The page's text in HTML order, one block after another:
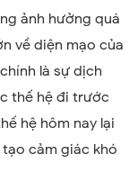
ảnh hưởng quá
về diện mạo của
là sự dịch
thế hệ đi trước
hệ hôm nay lại
cảm giác khó